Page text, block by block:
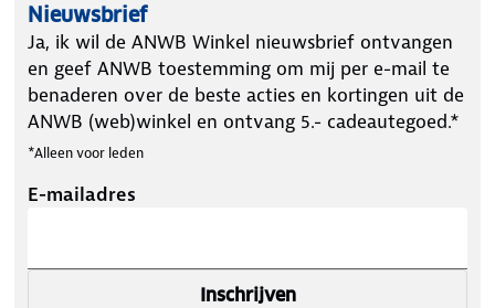
Nieuwsbrief
Ja, ik wil de ANWB Winkel nieuwsbrief ontvangen
en geef ANWB toestemming om mij per e-mail te
benaderen over de beste acties en kortingen uit de
ANWB (web)winkel en ontvang 5.- cadeautegoed.*
*Alleen voor leden
E-mailadres
Inschrijven